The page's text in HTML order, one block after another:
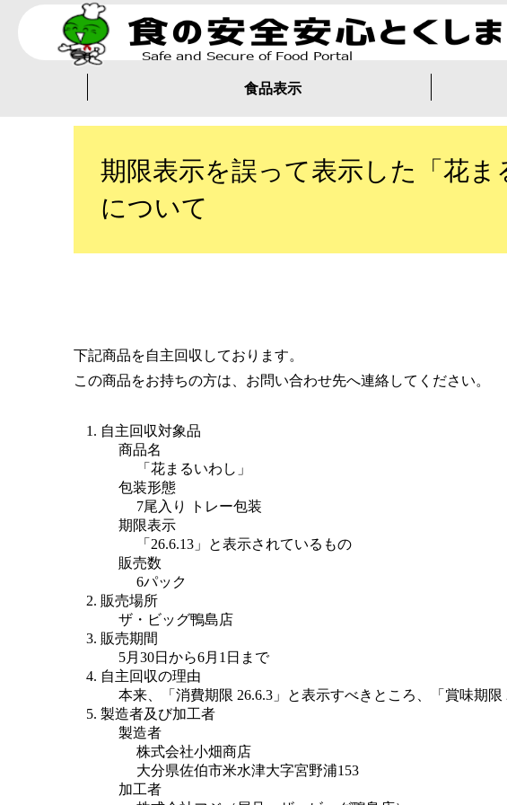
食品表示
期限表示を誤って表示した「花ま
について
下記商品を自主回収しております。
この商品をお持ちの方は、お問い合わせ先へ連絡してください。
自主回収対象品
商品名
「花まるいわし」
包装形態
7尾入り トレー包装
期限表示
「26.6.13」と表示されているもの
販売数
6パック
販売場所
ザ・ビッグ鴨島店
販売期間
5月30日から6月1日まで
自主回収の理由
本来、「消費期限 26.6.3」と表示すべきところ、「賞味期限
製造者及び加工者
製造者
株式会社小畑商店
大分県佐伯市米水津大字宮野浦153
加工者